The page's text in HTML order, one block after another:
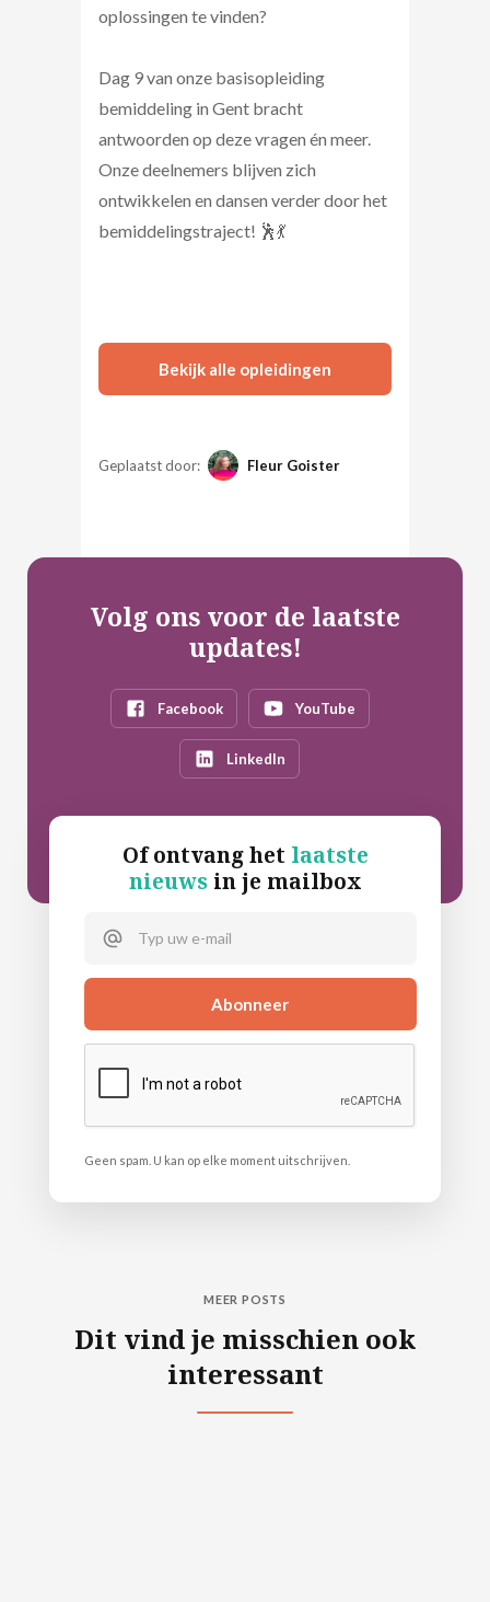
oplossingen te vinden?
Dag 9 van onze basisopleiding
bemiddeling in Gent bracht
antwoorden op deze vragen én meer.
Onze deelnemers blijven zich
ontwikkelen en dansen verder door het
bemiddelingstraject! 🕺💃
Bekijk alle opleidingen
Geplaatst door: Fleur Goister
Volg ons voor de laatste
updates!
Facebook YouTube
LinkedIn
Of ontvang het laatste
nieuwsin je mailbox
Geen spam. U kan op elke moment uitschrijven.
MEER POSTS
Dit vind je misschien ook
interessant